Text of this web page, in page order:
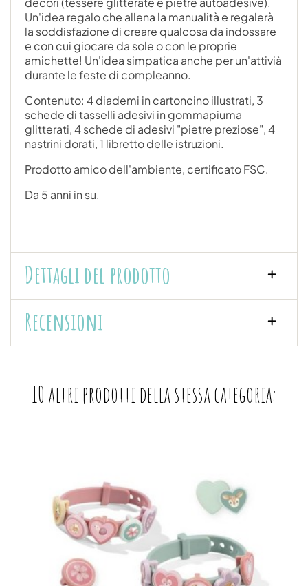
Un'idea regalo che allena la manualità e regalerà
la soddisfazione di creare qualcosa da indossare
e con cui giocare da sole o con le proprie
amichette! Un'idea simpatica anche per un'attivià
durante le feste di compleanno.
Contenuto: 4 diademi in cartoncino illustrati, 3
schede di tasselli adesivi in gommapiuma
glitterati, 4 schede di adesivi "pietre preziose", 4
nastrini dorati, 1 libretto delle istruzioni.
Prodotto amico dell'ambiente, certificato FSC.
Da 5 anni in su.
Dettagli del prodotto
Recensioni
10 altri prodotti della stessa categoria: